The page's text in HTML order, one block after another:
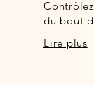
du bout
Lire plus